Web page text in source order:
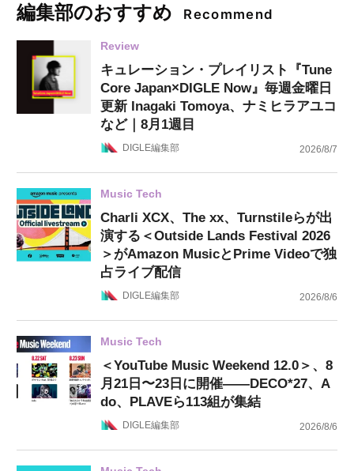
編集部のおすすめ Recommend
Review
キュレーション・プレイリスト『Tune
Core Japan×DIGLE Now』毎週金曜日
更新 Inagaki Tomoya、ナミヒラアユコ
など｜8月1週目
DIGLE編集部 2026/8/7
Music Tech
Charli XCX、The xx、Turnstileらが出
演する＜Outside Lands Festival 2026
＞がAmazon MusicとPrime Videoで独
占ライブ配信
DIGLE編集部 2026/8/6
Music Tech
＜YouTube Music Weekend 12.0＞、8
月21日〜23日に開催——DECO*27、A
do、PLAVEら113組が集結
DIGLE編集部 2026/8/6